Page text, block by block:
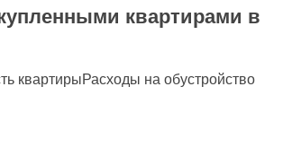
квартирами в
квартирыРасходы на обустройство